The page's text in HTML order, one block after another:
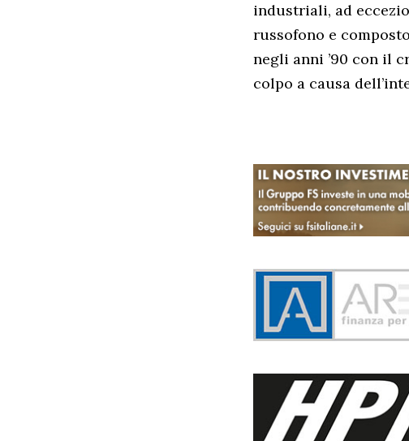
industriali, ad
russofono e
negli anni ’90 con il
colpo a causa